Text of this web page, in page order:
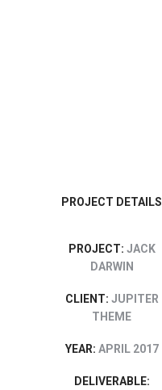
PROJECT DETAILS
PROJECT: JACK
DARWIN
CLIENT: JUPITER
THEME
YEAR: APRIL 2017
DELIVERABLE: